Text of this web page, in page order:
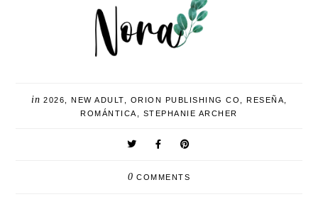
in 2026 NEW ADULT ORION PUBLISHING CO RESEÑA
ROMÁNTICA
STEPHANIE ARCHER
0 COMMENTS